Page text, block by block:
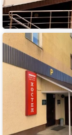
Хостел
Richotels